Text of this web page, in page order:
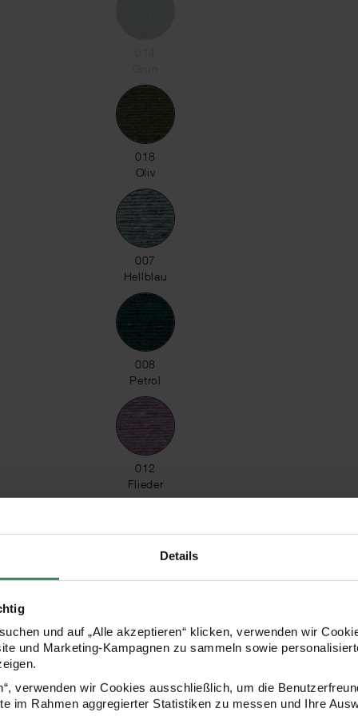
Details
und auf „Alle akzeptieren“ klicken, verwenden wir
und Marketing-Kampagnen zu sammeln sowie
verwenden wir Cookies ausschließlich, um die
im Rahmen aggregierter Statistiken zu messen und Ihre
018 Oliv
018
Oliv
007 Hellblau
007
Hellblau
008 Petrol
008
Petrol
012 Flieder
012
Flieder
Hellgrau